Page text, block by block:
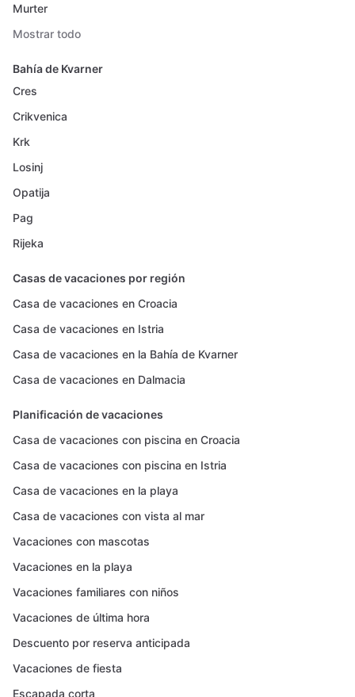
Murter
Mostrar todo
Bahía de Kvarner
Cres
Crikvenica
Krk
Losinj
Opatija
Pag
Rijeka
Casas de vacaciones por región
Casa de vacaciones en Croacia
Casa de vacaciones en Istria
Casa de vacaciones en la Bahía de Kvarner
Casa de vacaciones en Dalmacia
Planificación de vacaciones
Casa de vacaciones con piscina en Croacia
Casa de vacaciones con piscina en Istria
Casa de vacaciones en la playa
Casa de vacaciones con vista al mar
Vacaciones con mascotas
Vacaciones en la playa
Vacaciones familiares con niños
Vacaciones de última hora
Descuento por reserva anticipada
Vacaciones de fiesta
Escapada corta